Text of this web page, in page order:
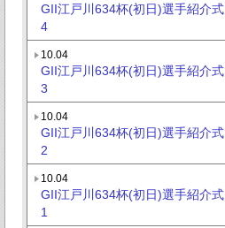
GII江戸川634杯(初日)選手紹介式
4
10.04
GII江戸川634杯(初日)選手紹介式
3
10.04
GII江戸川634杯(初日)選手紹介式
2
10.04
GII江戸川634杯(初日)選手紹介式
1